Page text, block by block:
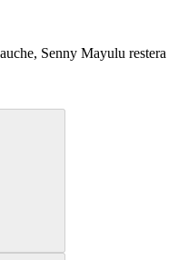
Senny Mayulu restera